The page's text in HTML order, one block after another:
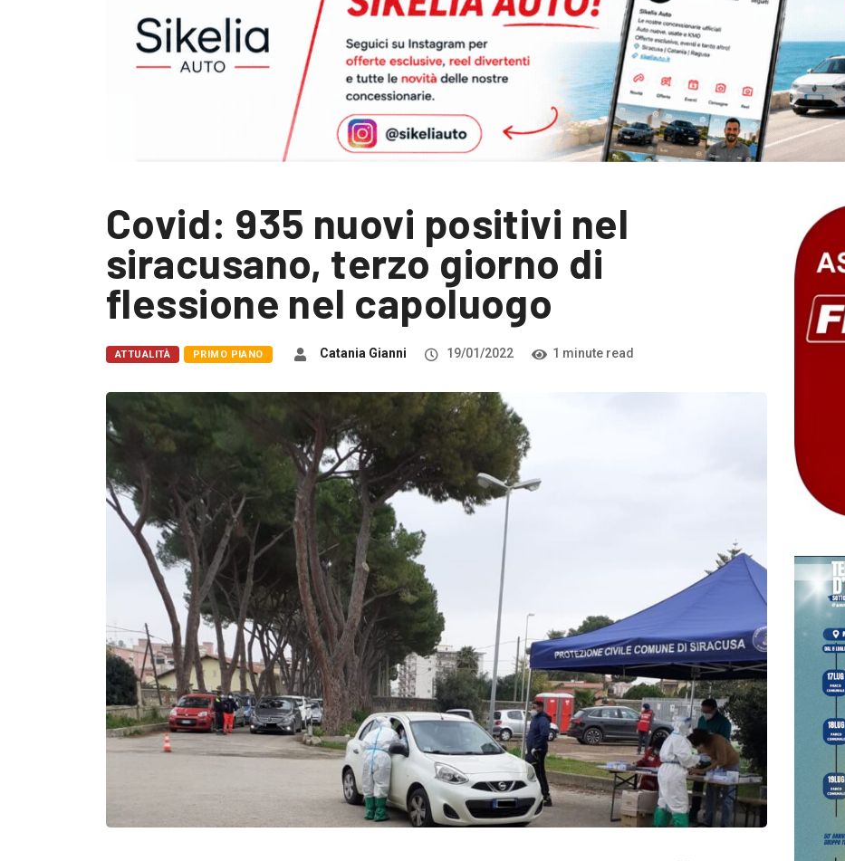
Covid: 935 nuovi positivi nel
siracusano, terzo giorno di
flessione nel capoluogo
ATTUALITÀ PRIMO PIANO Catania Gianni 19/01/2022 1 minute read